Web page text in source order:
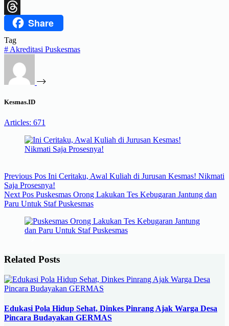
X
ThreadsShare
Tag
# Akreditasi Puskesmas
Kesmas.ID
Articles: 671
Previous Pos Ini Ceritaku, Awal Kuliah di Jurusan Kesmas! Nikmati
Saja Prosesnya!
Next Pos Puskesmas Orong Lakukan Tes Kebugaran Jantung dan
Paru Untuk Staf Puskesmas
Related Posts
Edukasi Pola Hidup Sehat, Dinkes Pinrang Ajak Warga Desa
Pincara Budayakan GERMAS